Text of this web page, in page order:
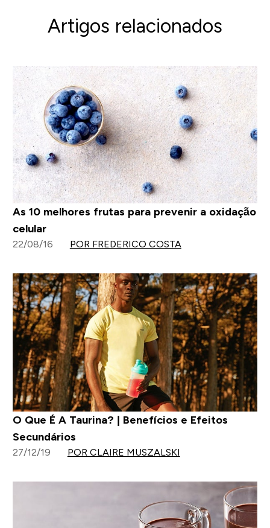
Artigos relacionados
As 10 melhores frutas para prevenir a oxidação
celular
22/08/16 POR FREDERICO COSTA
O Que É A Taurina? | Benefícios e Efeitos
Secundários
27/12/19 POR CLAIRE MUSZALSKI